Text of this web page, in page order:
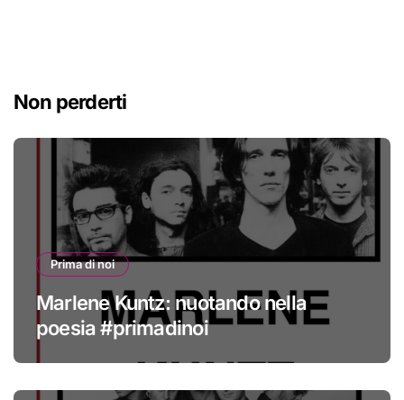
Non perderti
Prima di noi
Marlene Kuntz: nuotando nella
poesia #primadinoi